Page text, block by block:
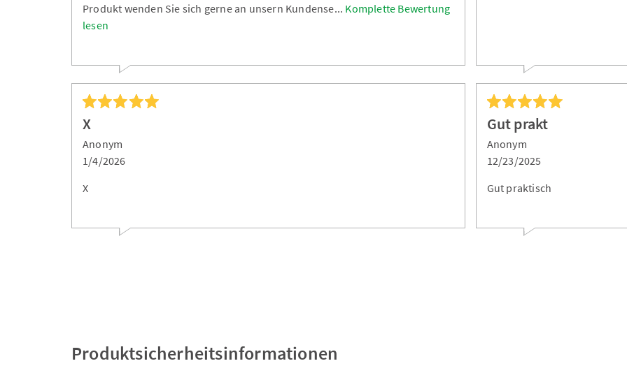
Produkt wenden Sie sich gerne an unsern Kundense... Komplette Bewertung
lesen
X
Anonym
1/4/2026
X
Gut prakt
Anonym
12/23/2025
Gut praktisch
Produktsicherheitsinformationen